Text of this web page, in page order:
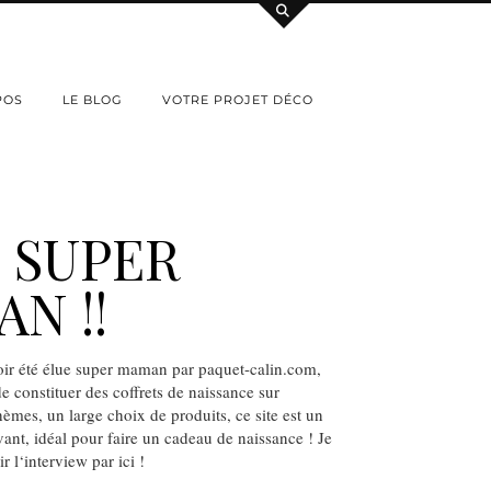
LE BLOG VOTRE PROJET DÉCO
!!
été élue super maman par paquet-calin.com,
constituer des coffrets de naissance sur
un large choix de produits, ce site est un
idéal pour faire un cadeau de naissance ! Je
l‘interview par ici !